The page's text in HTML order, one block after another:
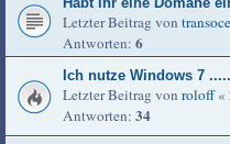
Letzter Beitrag von
Antworten: 6
Ich nutze Windows 7 .....
Letzter Beitrag von roloff«
Antworten: 34